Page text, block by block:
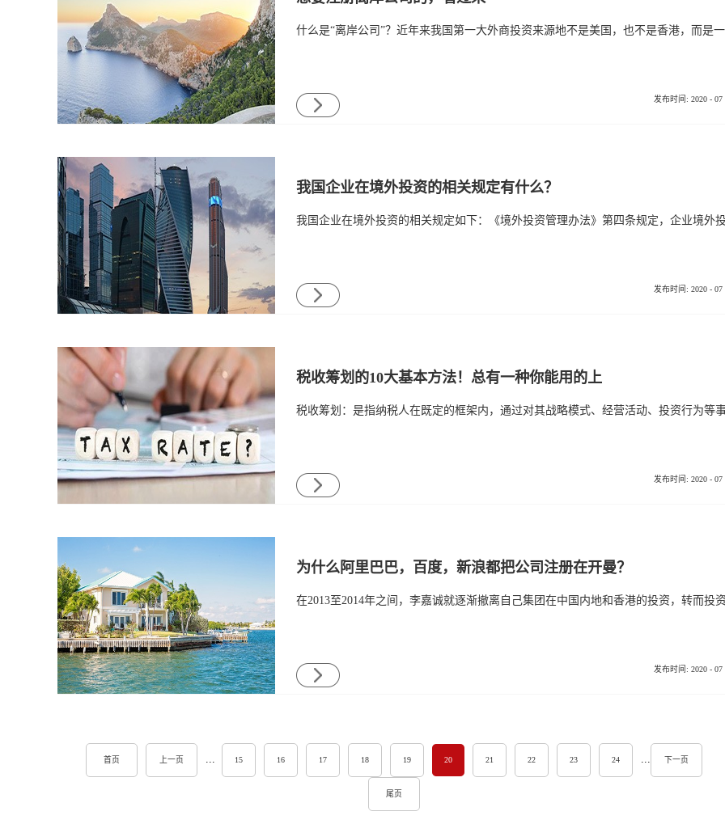
什么是“离岸公司”？近
发布时间: 2020 - 07
我国企业在境外投资的相关规定有什么？
发布时间: 2020 - 07
税收筹划的10大基本方法！总有一种你能用的上
发布时间: 2020 - 07
为什么阿里巴巴，百度，新浪都把公司注册在开曼？
发布时间: 2020 - 07
首页 上一页 ... 15 16 17 18 19 20 21 22 23 24 ... 下一页
尾页